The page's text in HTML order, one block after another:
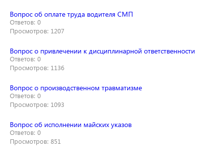
Вопрос об оплате труда водителя СМП
Ответов: 0
Просмотров: 1207
Вопрос о привлечении к дисциплинарной ответственности
Ответов: 0
Просмотров: 1136
Вопрос о производственном травматизме
Ответов: 0
Просмотров: 1093
Вопрос об исполнении майских указов
Ответов: 0
Просмотров: 851